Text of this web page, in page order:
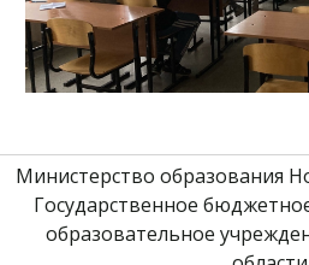
Министерство образования
Государственное
образовательное